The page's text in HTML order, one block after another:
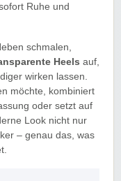
Ruhe und
schmalen,
Heels auf,
wirken lassen.
möchte, kombiniert
oder setzt auf
Look nicht nur
– genau das, was